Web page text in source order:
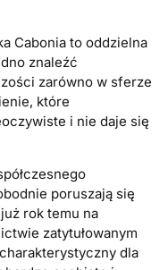
Cabonia to oddzielna
znaleźć
zarówno w sferze
które
i nie daje się
poruszają się
rok temu na
zatytułowanym
dla